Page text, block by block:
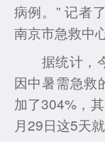
病例。” 记者
南京市急救中
据统计，今
因中暑需急救
加了304%，
月29日这5天